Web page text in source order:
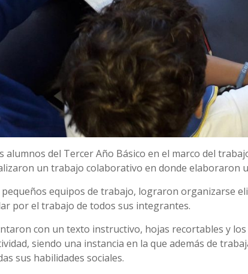
alumnos del Tercer Año Básico en el marco del
un trabajo colaborativo en donde elaboraron
pequeños equipos de trabajo, lograron organizarse
por el trabajo de todos sus integrantes.
con un texto instructivo, hojas recortables y
siendo una instancia en la que además de
sus habilidades sociales.